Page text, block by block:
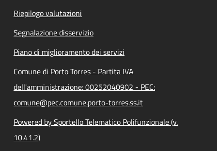
Riepilogo valutazioni
Segnalazione disservizio
Piano di miglioramento dei servizi
Comune di Porto Torres - Partita IVA
dell'amministrazione: 00252040902 - PEC:
comune@pec.comune.porto-torres.ss.it
Powered by Sportello Telematico Polifunzionale (v.
10.41.2)